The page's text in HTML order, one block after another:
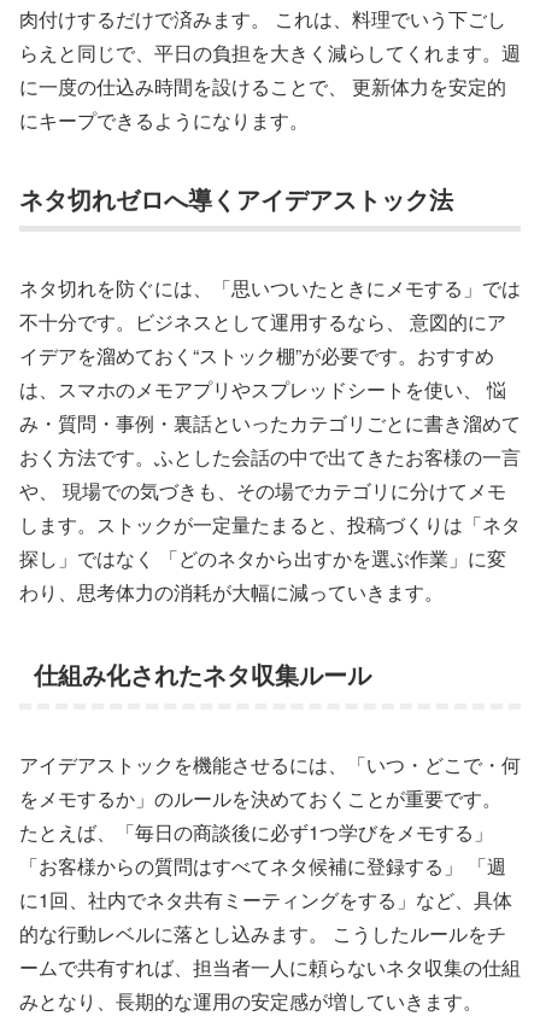
肉付けするだけで済みます。 これは、料理でいう下ごし
らえと同じで、平日の負担を大きく減らしてくれます。週
に一度の仕込み時間を設けることで、 更新体力を安定的
にキープできるようになります。
ネタ切れゼロへ導くアイデアストック法
ネタ切れを防ぐには、「思いついたときにメモする」では
不十分です。ビジネスとして運用するなら、 意図的にア
イデアを溜めておく“ストック棚”が必要です。おすすめ
は、スマホのメモアプリやスプレッドシートを使い、 悩
み・質問・事例・裏話といったカテゴリごとに書き溜めて
おく方法です。ふとした会話の中で出てきたお客様の一言
や、 現場での気づきも、その場でカテゴリに分けてメモ
します。ストックが一定量たまると、投稿づくりは「ネタ
探し」ではなく 「どのネタから出すかを選ぶ作業」に変
わり、思考体力の消耗が大幅に減っていきます。
仕組み化されたネタ収集ルール
アイデアストックを機能させるには、「いつ・どこで・何
をメモするか」のルールを決めておくことが重要です。
たとえば、「毎日の商談後に必ず1つ学びをメモする」
「お客様からの質問はすべてネタ候補に登録する」 「週
に1回、社内でネタ共有ミーティングをする」など、具体
的な行動レベルに落とし込みます。 こうしたルールをチ
ームで共有すれば、担当者一人に頼らないネタ収集の仕組
みとなり、長期的な運用の安定感が増していきます。